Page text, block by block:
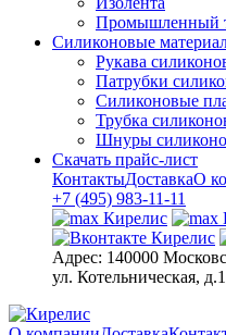
Промышленный
Силиконовые
Рукава
Патрубки
Силиконовые
Трубка
Шнуры
Скачать прайс-лист
КонтактыДоставкаО
+7 (495) 983-11-11
Адрес: 140000
ул. Котельническая,